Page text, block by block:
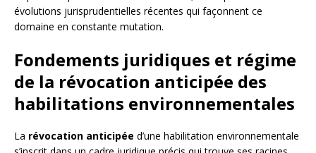
évolutions jurisprudentielles récentes qui façonnent ce
domaine en constante mutation.
Fondements juridiques et régime
de la révocation anticipée des
habilitations environnementales
La révocation anticipée d’une habilitation environnementale